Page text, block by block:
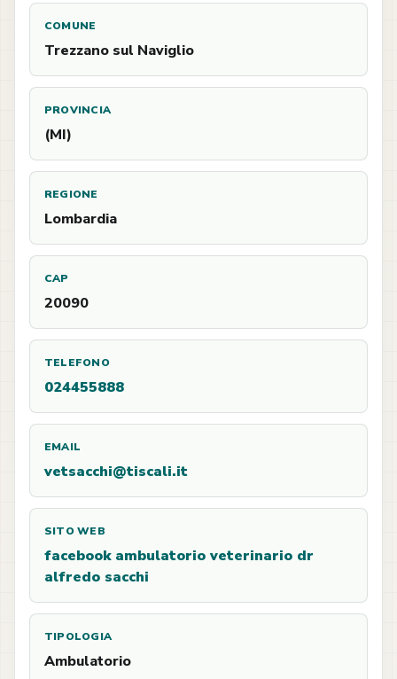
COMUNE
Trezzano sul Naviglio
PROVINCIA
(MI)
REGIONE
Lombardia
CAP
20090
TELEFONO
024455888
EMAIL
vetsacchi@tiscali.it
SITO WEB
facebook ambulatorio veterinario dr
alfredo sacchi
TIPOLOGIA
Ambulatorio